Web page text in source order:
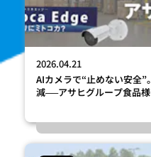
2026.04.21
AIカメラで“止めない安全
減──アサヒグループ食品